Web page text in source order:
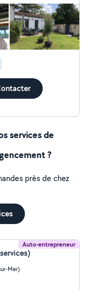
une aide adaptée
des
et vous
services de
?
près de chez
Auto-entrepreneur
Mer)